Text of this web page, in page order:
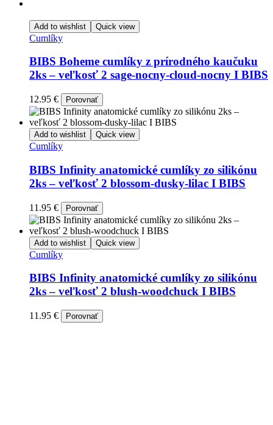
Add to wishlist Quick view
Cumlíky
BIBS Boheme cumlíky z prírodného kaučuku
2ks – veľkosť 2 sage-nocny-cloud-nocny I BIBS
12.95 € Porovnať
Add to wishlist Quick view
Cumlíky
BIBS Infinity anatomické cumlíky zo silikónu
2ks – veľkosť 2 blossom-dusky-lilac I BIBS
11.95 € Porovnať
Add to wishlist Quick view
Cumlíky
BIBS Infinity anatomické cumlíky zo silikónu
2ks – veľkosť 2 blush-woodchuck I BIBS
11.95 € Porovnať